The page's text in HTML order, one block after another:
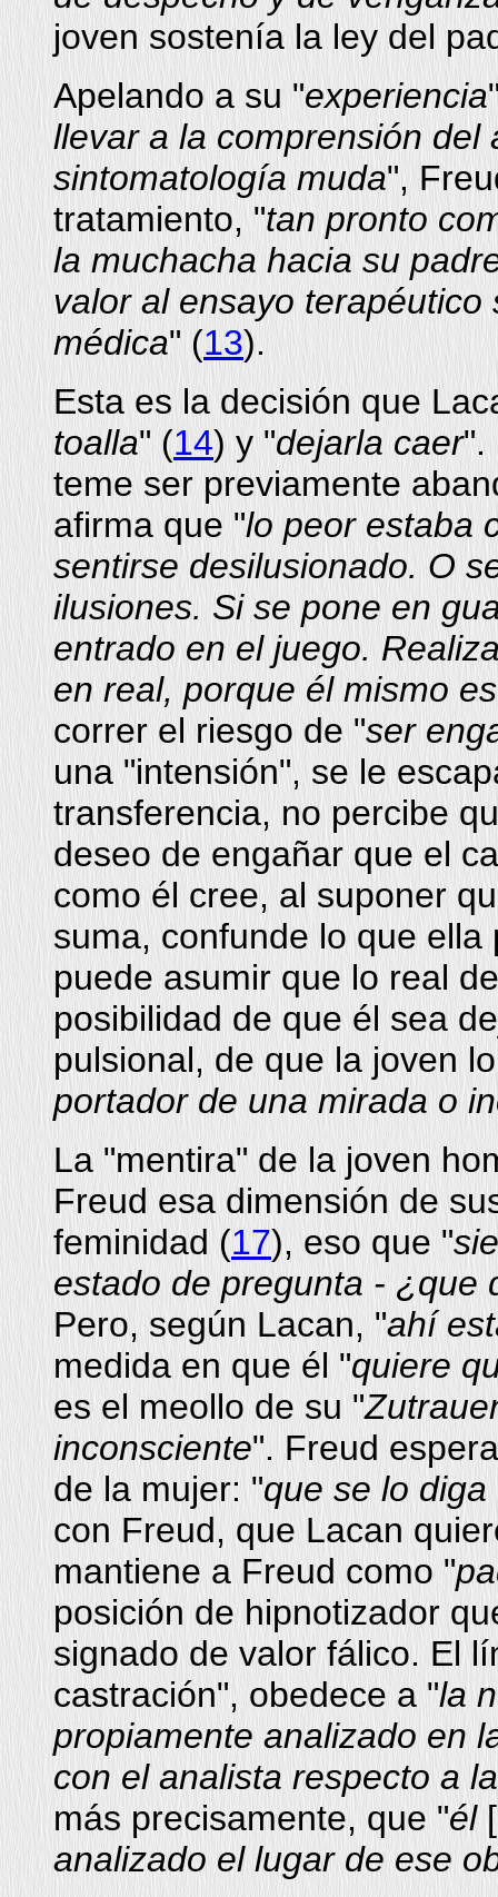
joven sostenía la ley del
Apelando a su "experiencia
llevar a la comprensión del
sintomatología muda",
tratamiento, "tan pronto
la muchacha hacia su
valor al ensayo
médica" (13).
Esta es la decisión que
toalla" (14) y "dejarla caer".
teme ser previamente
afirma que "lo peor estaba
sentirse desilusionado. O
ilusiones. Si se pone en
entrado en el juego.
en real, porque él mismo
correr el riesgo de "ser
una "intensión", se le
transferencia, no percibe
deseo de engañar que el
como él cree, al suponer
suma, confunde lo que
puede asumir que lo real
posibilidad de que él sea
pulsional, de que la joven
portador de una mirada o
La "mentira" de la joven
Freud esa dimensión de
feminidad (17), eso que "
estado de pregunta - ¿que
Pero, según Lacan, "ahí
medida en que él "quiere
es el meollo de su "
inconsciente". Freud
de la mujer: "que se lo diga
con Freud, que Lacan
mantiene a Freud como "
posición de hipnotizador
signado de valor fálico. El
castración", obedece a "la
propiamente analizado en
con el analista respecto a
más precisamente, que "él
analizado el lugar de ese